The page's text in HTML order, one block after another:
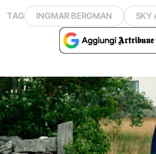
TAG INGMAR BERGMAN SKY